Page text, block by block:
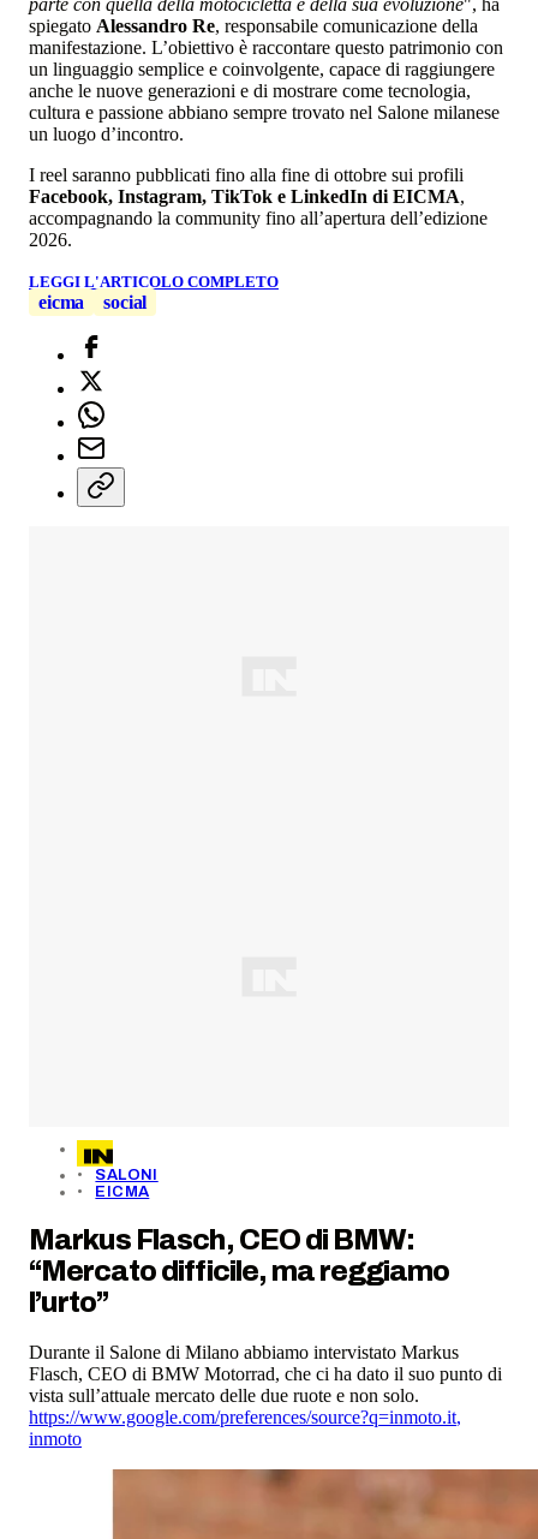
parte con quella della motocicletta e della sua evoluzione", ha
spiegato Alessandro Re, responsabile comunicazione della
manifestazione. L’obiettivo è raccontare questo patrimonio con
un linguaggio semplice e coinvolgente, capace di raggiungere
anche le nuove generazioni e di mostrare come tecnologia,
cultura e passione abbiano sempre trovato nel Salone milanese
un luogo d’incontro.
I reel saranno pubblicati fino alla fine di ottobre sui profili
Facebook, Instagram, TikTok e LinkedIn di EICMA,
accompagnando la community fino all’apertura dell’edizione
2026.
LEGGI L'ARTICOLO COMPLETO
eicma social
SALONI
EICMA
Markus Flasch, CEO di BMW:
“Mercato difficile, ma reggiamo
l’urto”
Durante il Salone di Milano abbiamo intervistato Markus
Flasch, CEO di BMW Motorrad, che ci ha dato il suo punto di
vista sull’attuale mercato delle due ruote e non solo.
https://www.google.com/preferences/source?q=inmoto.it,
inmoto